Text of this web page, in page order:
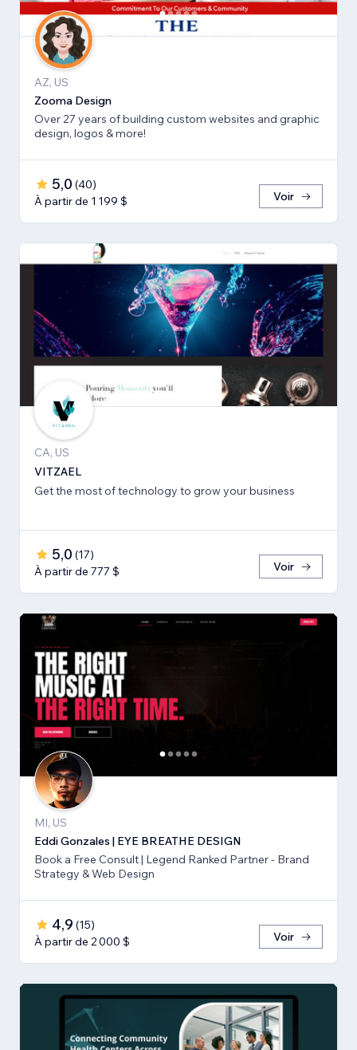
AZ, US
Zooma Design
Over 27 years of building custom websites and graphic
design, logos & more!
5,0 (40)
À partir de 1 199 $
Voir
CA, US
VITZAEL
Get the most of technology to grow your business
5,0 (17)
À partir de 777 $
Voir
MI, US
Eddi Gonzales | EYE BREATHE DESIGN
Book a Free Consult | Legend Ranked Partner - Brand
Strategy & Web Design
4,9 (15)
À partir de 2 000 $
Voir